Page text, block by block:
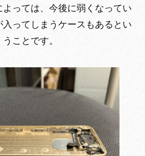
っては、今後に弱くなってい
入ってしまうケースもあるとい
うことです。